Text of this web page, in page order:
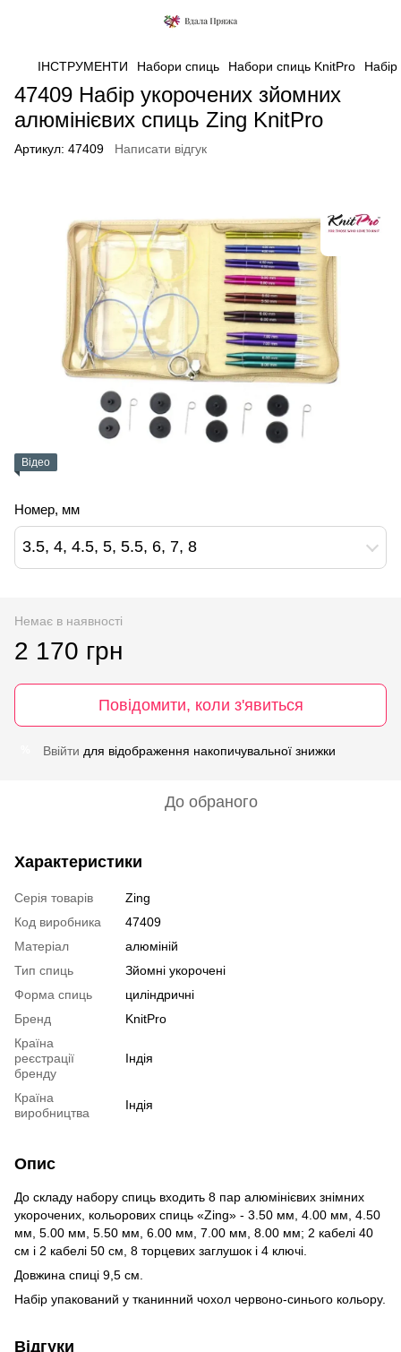
ІНСТРУМЕНТИ Набори спиць Набори спиць KnitPro
47409 Набір укорочених зйомних
алюмінієвих спиць Zing KnitPro
Артикул: 47409 Написати відгук
Відео
Номер, мм
3.5, 4, 4.5, 5, 5.5, 6, 7, 8
Немає в наявності
2 170 грн
Повідомити, коли з'явиться
Ввійти для відображення накопичувальної знижки
До обраного
Характеристики
Серія товарів
Zing
Код виробника
47409
Матеріал
алюміній
Тип спиць
Зйомні укорочені
Форма спиць
циліндричні
Бренд
KnitPro
Країна
реєстрації
бренду
Індія
Країна
виробництва
Індія
Опис
До складу набору спиць входить 8 пар алюмінієвих знімних
укорочених, кольорових спиць «Zing» - 3.50 мм, 4.00 мм, 4.50
мм, 5.00 мм, 5.50 мм, 6.00 мм, 7.00 мм, 8.00 мм; 2 кабелі 40
см і 2 кабелі 50 см, 8 торцевих заглушок і 4 ключі.
Довжина спиці 9,5 см.
Набір упакований у тканинний чохол червоно-синього кольору.
Відгуки